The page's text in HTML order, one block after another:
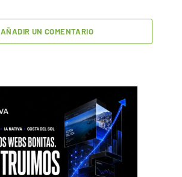
AÑADIR UN COMENTARIO